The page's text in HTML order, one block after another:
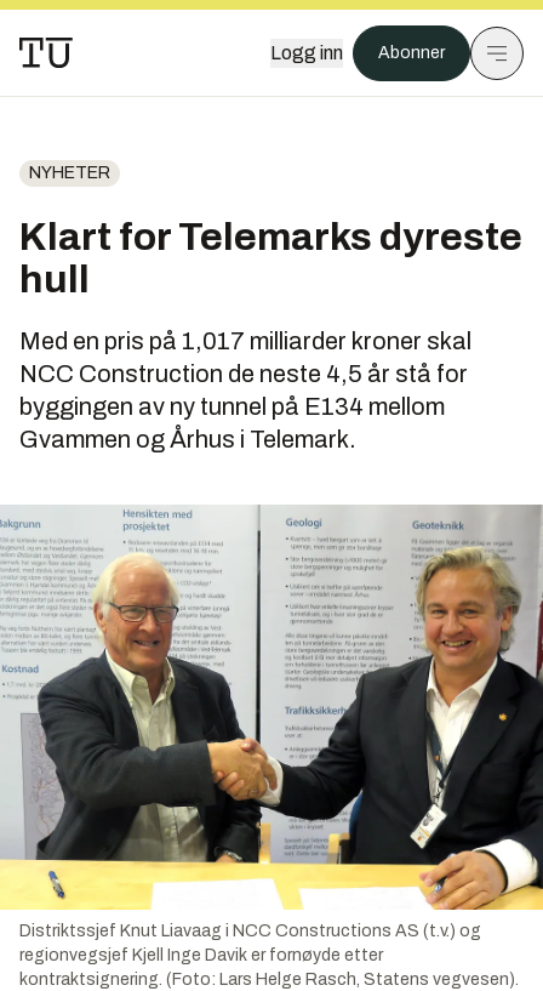
Logg inn Abonner
NYHETER
Klart for Telemarks dyreste
hull
Med en pris på 1,017 milliarder kroner skal
NCC Construction de neste 4,5 år stå for
byggingen av ny tunnel på E134 mellom
Gvammen og Århus i Telemark.
Distriktssjef Knut Liavaag i NCC Constructions AS (t.v.) og
regionvegsjef Kjell Inge Davik er fornøyde etter
kontraktsignering. (Foto: Lars Helge Rasch, Statens vegvesen).